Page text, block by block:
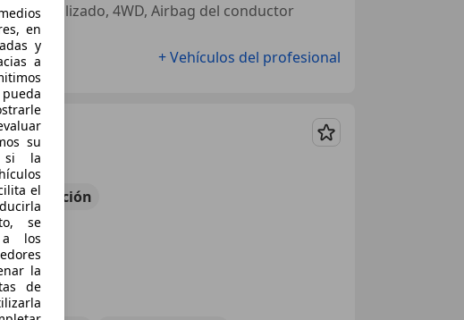
centralizado, 4WD, Airbag del conductor
+ Vehículos del profesional
Guardar
en
y
a
su
si la
el
se
a los
la
de